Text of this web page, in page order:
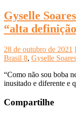
Gyselle
“alta
28 de outubro de 2021
Brasil 8, Gyselle Soares
“Como não sou boba
inusitado e diferente e
Compartilhe